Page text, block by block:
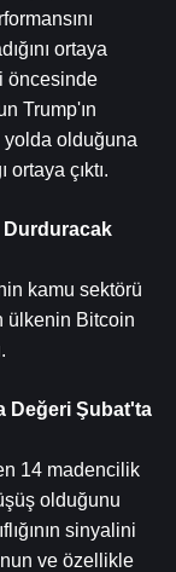
ortaya
öncesinde
Trump'ın
yolda olduğuna
ortaya çıktı.
Durduracak
kamu sektörü
ülkenin Bitcoin
Değeri Şubat'ta
14 madencilik
olduğunu
sinyalini
ve özellikle